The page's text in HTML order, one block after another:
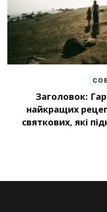
Заголовок:
найкращих
святкових, які